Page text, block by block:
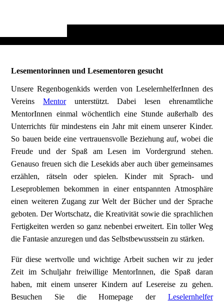
Lesementorinnen und Lesementoren gesucht
Unsere Regenbogenkids werden von LeselernhelferInnen des
VereinsMentorunterstützt. Dabei lesen ehrenamtliche
MentorInnen einmal wöchentlich eine Stunde außerhalb des
Unterrichts für mindestens ein Jahr mit einem unserer Kinder.
So bauen beide eine vertrauensvolle Beziehung auf, wobei die
Freude und der Spaß am Lesen im Vordergrund stehen.
Genauso freuen sich die Lesekids aber auch über gemeinsames
erzählen, rätseln oder spielen. Kinder mit Sprach- und
Leseproblemen bekommen in einer entspannten Atmosphäre
einen weiteren Zugang zur Welt der Bücher und der Sprache
geboten. Der Wortschatz, die Kreativität sowie die sprachlichen
Fertigkeiten werden so ganz nebenbei erweitert. Ein toller Weg
die Fantasie anzuregen und das Selbstbewusstsein zu stärken.
Für diese wertvolle und wichtige Arbeit suchen wir zu jeder
Zeit im Schuljahr freiwillige MentorInnen, die Spaß daran
haben, mit einem unserer Kindern auf Lesereise zu gehen.
Besuchen Sie die Homepage der Leselernhelfer